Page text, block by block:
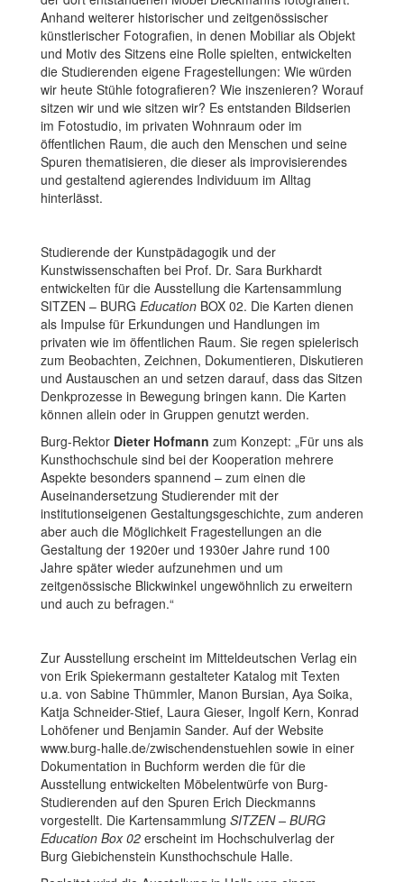
Anhand weiterer historischer und zeitgenössischer
künstlerischer Fotografien, in denen Mobiliar als Objekt
und Motiv des Sitzens eine Rolle spielten, entwickelten
die Studierenden eigene Fragestellungen: Wie würden
wir heute Stühle fotografieren? Wie inszenieren? Worauf
sitzen wir und wie sitzen wir? Es entstanden Bildserien
im Fotostudio, im privaten Wohnraum oder im
öffentlichen Raum, die auch den Menschen und seine
Spuren thematisieren, die dieser als improvisierendes
und gestaltend agierendes Individuum im Alltag
hinterlässt.
Studierende der Kunstpädagogik und der
Kunstwissenschaften bei Prof. Dr. Sara Burkhardt
entwickelten für die Ausstellung die Kartensammlung
SITZEN – BURG Education BOX 02. Die Karten dienen
als Impulse für Erkundungen und Handlungen im
privaten wie im öffentlichen Raum. Sie regen spielerisch
zum Beobachten, Zeichnen, Dokumentieren, Diskutieren
und Austauschen an und setzen darauf, dass das Sitzen
Denkprozesse in Bewegung bringen kann. Die Karten
können allein oder in Gruppen genutzt werden.
Burg-Rektor Dieter Hofmann zum Konzept: „Für uns als
Kunsthochschule sind bei der Kooperation mehrere
Aspekte besonders spannend – zum einen die
Auseinandersetzung Studierender mit der
institutionseigenen Gestaltungsgeschichte, zum anderen
aber auch die Möglichkeit Fragestellungen an die
Gestaltung der 1920er und 1930er Jahre rund 100
Jahre später wieder aufzunehmen und um
zeitgenössische Blickwinkel ungewöhnlich zu erweitern
und auch zu befragen.“
Zur Ausstellung erscheint im Mitteldeutschen Verlag ein
von Erik Spiekermann gestalteter Katalog mit Texten
u.a. von Sabine Thümmler, Manon Bursian, Aya Soika,
Katja Schneider-Stief, Laura Gieser, Ingolf Kern, Konrad
Lohöfener und Benjamin Sander. Auf der Website
www.burg-halle.de/zwischendenstuehlen sowie in einer
Dokumentation in Buchform werden die für die
Ausstellung entwickelten Möbelentwürfe von Burg-
Studierenden auf den Spuren Erich Dieckmanns
vorgestellt. Die Kartensammlung SITZEN – BURG
Education Box 02 erscheint im Hochschulverlag der
Burg Giebichenstein Kunsthochschule Halle.